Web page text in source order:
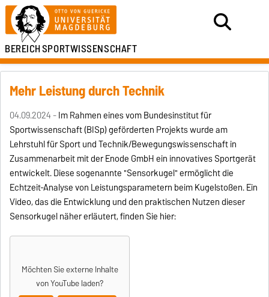
BEREICHSPORTWISSENSCHAFT
Mehr Leistung durch Technik
04.09.2024 -Im Rahmen eines vom Bundesinstitut für
Sportwissenschaft (BISp) geförderten Projekts wurde am
Lehrstuhl für Sport und Technik/Bewegungswissenschaft in
Zusammenarbeit mit der Enode GmbH ein innovatives Sportgerät
entwickelt. Diese sogenannte "Sensorkugel" ermöglicht die
Echtzeit-Analyse von Leistungsparametern beim Kugelstoßen. Ein
Video, das die Entwicklung und den praktischen Nutzen dieser
Sensorkugel näher erläutert, finden Sie hier:
Möchten Sie externe Inhalte
vonYouTubeladen?